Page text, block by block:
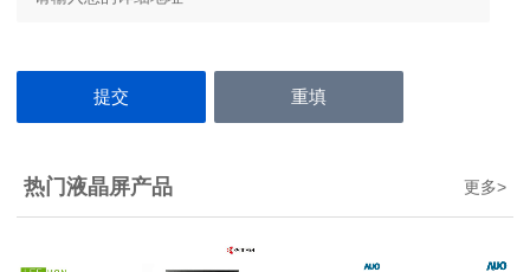
更多>
热门液晶屏产品